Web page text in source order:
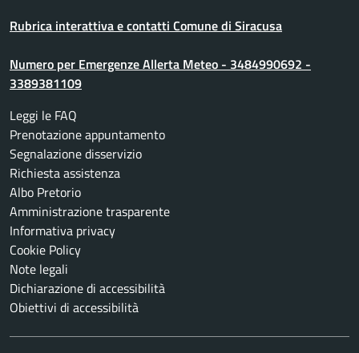
Rubrica interattiva e contatti Comune di Siracusa
Numero per Emergenze Allerta Meteo - 3484990692 -
3389381109
Leggi le FAQ
Prenotazione appuntamento
Segnalazione disservizio
Richiesta assistenza
Albo Pretorio
Amministrazione trasparente
Informativa privacy
Cookie Policy
Note legali
Dichiarazione di accessibilità
Obiettivi di accessibilità